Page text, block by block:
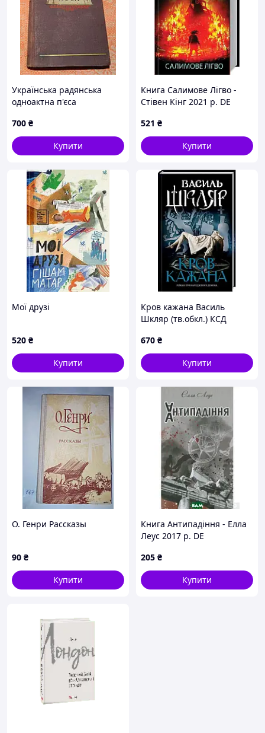
Українська радянська
одноактна п'єса
700 ₴
Купити
Книга Салимове Лігво -
Стівен Кінг 2021 р. DE
521 ₴
Купити
Мої друзі
520 ₴
Купити
Кров кажана Василь
Шкляр (тв.обкл.) КСД
670 ₴
Купити
О. Генри Рассказы
90 ₴
Купити
Книга Антипадіння - Елла
Леус 2017 р. DE
205 ₴
Купити